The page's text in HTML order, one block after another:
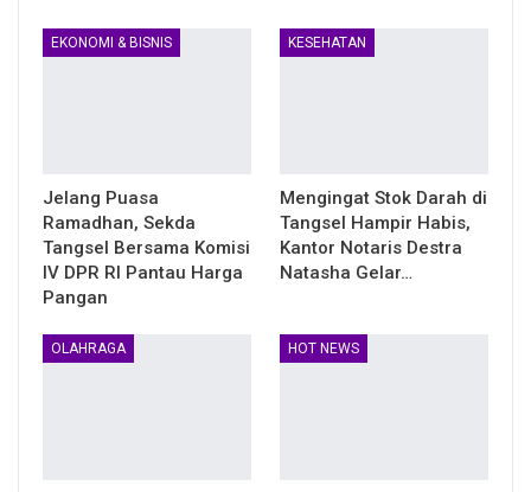
EKONOMI & BISNIS
Jelang Puasa
Ramadhan, Sekda
Tangsel Bersama Komisi
IV DPR RI Pantau Harga
Pangan
KESEHATAN
Mengingat Stok Darah di
Tangsel Hampir Habis,
Kantor Notaris Destra
Natasha Gelar…
OLAHRAGA HOT NEWS